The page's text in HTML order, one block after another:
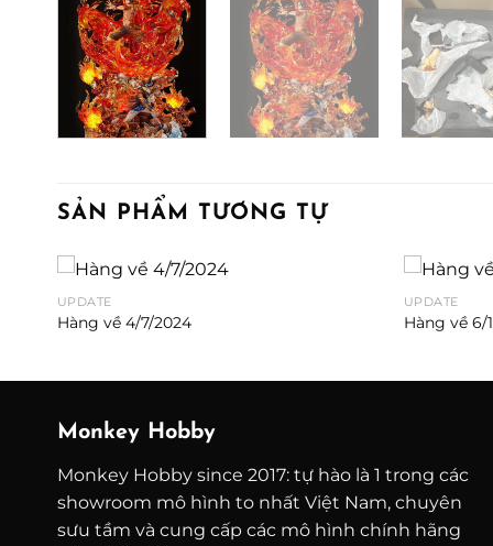
SẢN PHẨM TƯƠNG TỰ
UPDATE
Hàng về 4/7/2024
UPDATE
Hàng về 6/
Monkey Hobby
Monkey Hobby since 2017: tự hào là 1 trong các
showroom mô hình to nhất Việt Nam, chuyên
sưu tầm và cung cấp các mô hình chính hãng